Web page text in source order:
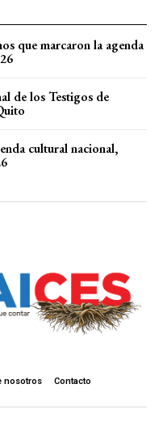
que marcaron la agenda
de los Testigos de
cultural nacional,
nosotros Contacto